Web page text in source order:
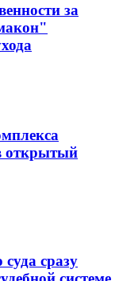
за
открытый
сразу